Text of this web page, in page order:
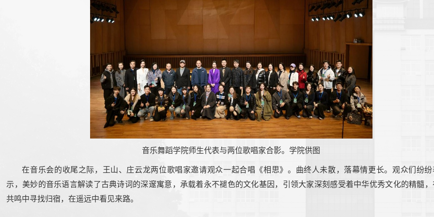
音乐舞蹈学院师生代表与两位歌唱家合影。学院供图
在音乐会的收尾之际，王山、庄云龙两位歌唱家邀请观众一起合唱《相思》。曲终人未散，落幕情更长。观众们纷纷
示，美妙的音乐语言解读了古典诗词的深邃寓意，承载着永不褪色的文化基因，引领大家深刻感受着中华优秀文化的精髓，
共鸣中寻找归宿，在遥远中看见来路。